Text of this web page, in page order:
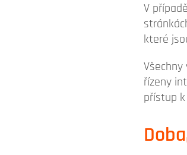
V
které
řízeny
přístup